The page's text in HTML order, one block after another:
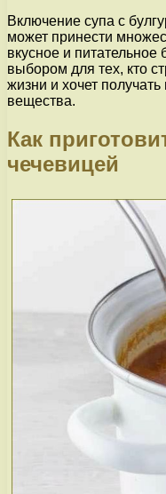
Включение супа с
может принести
вкусное и
выбором для тех, кто
жизни и хочет
вещества.
Как
чечевицей